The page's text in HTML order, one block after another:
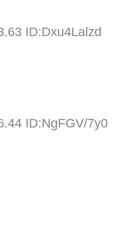
ID:Dxu4Lalzd
ID:NgFGV/7y0